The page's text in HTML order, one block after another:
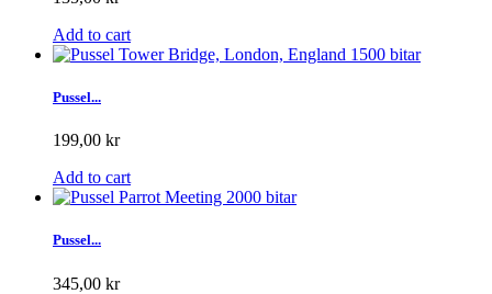
Add to cart
Pussel...
199,00 kr
Add to cart
Pussel...
345,00 kr